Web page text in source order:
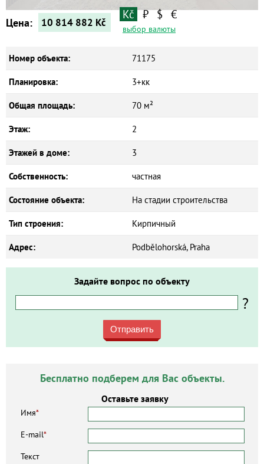
Цена: 10 814 882 Kč
Kč ₽ $ €
выбор валюты
Номер объекта: 71175
Планировка: 3+кк
Общая площадь: 70 м²
Этаж: 2
Этажей в доме: 3
Собственность: частная
Состояние объекта: На стадии строительства
Тип строения: Кирпичный
Адрес: Podbělohorská, Praha
Задайте вопрос по объекту
?
Отправить
Бесплатно подберем для Вас объекты.
Оставьте заявку
Имя*
E-mail*
Текст